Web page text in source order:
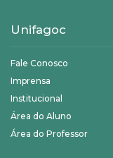
Unifagoc
Fale Conosco
Imprensa
Institucional
Área do Aluno
Área do Professor